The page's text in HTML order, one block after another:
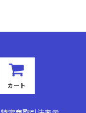
カート